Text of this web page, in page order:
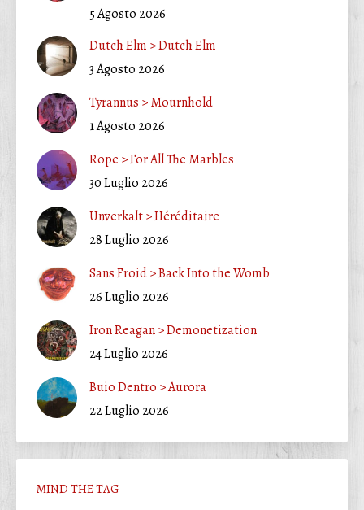
5 Agosto 2026
Dutch Elm > Dutch Elm
3 Agosto 2026
Tyrannus > Mournhold
1 Agosto 2026
Rope > For All The Marbles
30 Luglio 2026
Unverkalt > Héréditaire
28 Luglio 2026
Sans Froid > Back Into the Womb
26 Luglio 2026
Iron Reagan > Demonetization
24 Luglio 2026
Buio Dentro > Aurora
22 Luglio 2026
MIND THE TAG